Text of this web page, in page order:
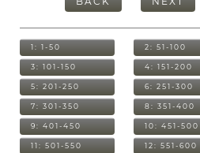
1: 1-50 2: 51-100
3: 101-150 4: 151-200
5: 201-250 6: 251-300
7: 301-350 8: 351-400
9: 401-450 10: 451-500
11: 501-550 12: 551-600